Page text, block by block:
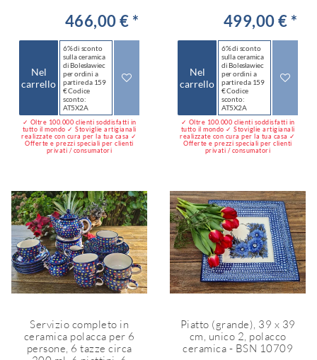
466,00 € *
Nel
carrello
6% di sconto
sulla ceramica
di Bolesławiec
per ordini a
partire da 159
€ Codice
sconto:
AT5X2A
✓ Oltre 100.000 clienti soddisfatti in
tutto il mondo ✓ Stoviglie artigianali
realizzate con cura per la tua casa ✓
Offerte e prezzi speciali per clienti
privati / consumatori
499,00 € *
Nel
carrello
6% di sconto
sulla ceramica
di Bolesławiec
per ordini a
partire da 159
€ Codice
sconto:
AT5X2A
✓ Oltre 100.000 clienti soddisfatti in
tutto il mondo ✓ Stoviglie artigianali
realizzate con cura per la tua casa ✓
Offerte e prezzi speciali per clienti
privati / consumatori
Servizio completo in
ceramica polacca per 6
persone, 6 tazze circa
Piatto (grande), 39 x 39
cm, unico 2, polacco
ceramica - BSN 10709